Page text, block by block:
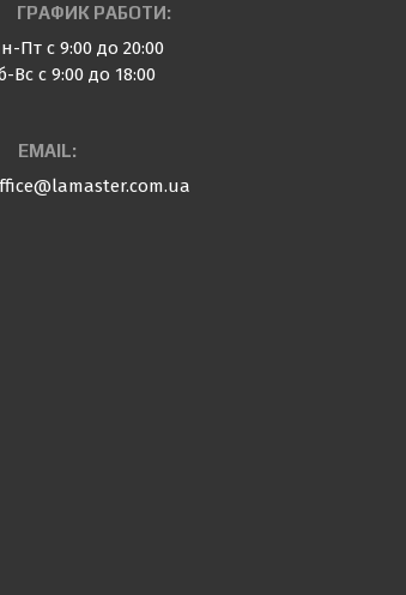
ГРАФИК РАБОТИ:
Пт с 9:00 до 20:00
Вс с 9:00 до 18:00
EMAIL: